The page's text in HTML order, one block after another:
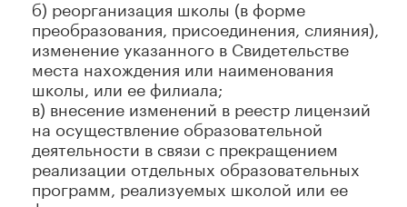
б) реорганизация школы (в форме
преобразования, присоединения, слияния),
изменение указанного в Свидетельстве
места нахождения или наименования
школы, или ее филиала;
в) внесение изменений в реестр лицензий
на осуществление образовательной
деятельности в связи с прекращением
реализации отдельных образовательных
программ, реализуемых школой или ее